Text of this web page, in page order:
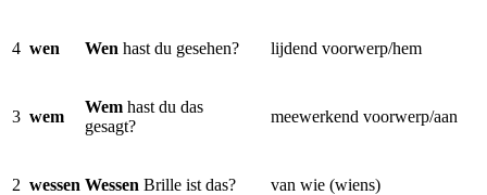
4 wen Wen hast du gesehen? lijdend voorwerp/hem
3 wem
Wem hast du das
gesagt?
meewerkend voorwerp/aan
2 wessen Wessen Brille ist das? van wie (wiens)